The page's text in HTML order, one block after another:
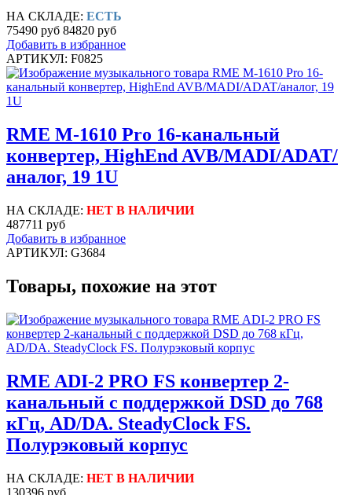
НА СКЛАДЕ: ЕСТЬ
75490 руб 84820 руб
Добавить в избранное
АРТИКУЛ: F0825
RME M-1610 Pro 16-канальный
конвертер, HighEnd AVB/MADI/ADAT/
аналог, 19 1U
НА СКЛАДЕ: НЕТ В НАЛИЧИИ
487711 руб
Добавить в избранное
АРТИКУЛ: G3684
Товары, похожие на этот
RME ADI-2 PRO FS конвертер 2-
канальный с поддержкой DSD до 768
кГц, AD/DA. SteadyClock FS.
Полурэковый корпус
НА СКЛАДЕ: НЕТ В НАЛИЧИИ
130396 руб